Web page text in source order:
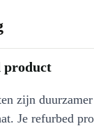
product
zijn
Je refurbed